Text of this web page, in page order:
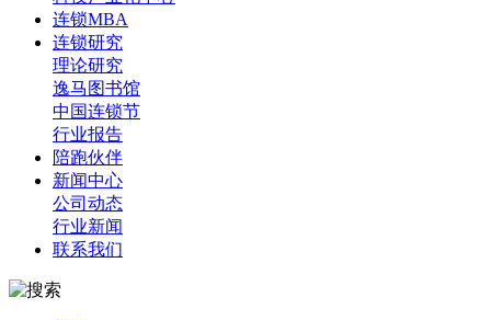
连锁MBA
连锁研究
理论研究
逸马图书馆
中国连锁节
行业报告
陪跑伙伴
新闻中心
公司动态
行业新闻
联系我们